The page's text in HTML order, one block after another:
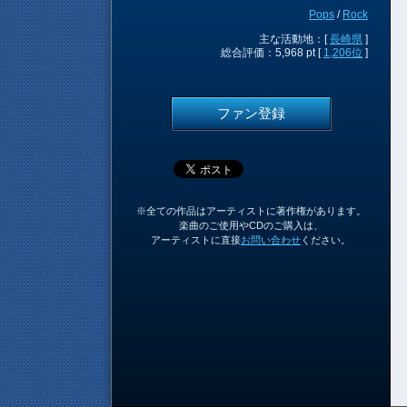
Pops / Rock
主な活動地：[長崎県 ]
総合評価：5,968 pt [ 1,206位 ]
ファン登録
※全ての作品はアーティストに著作権があります。
楽曲のご使用やCDのご購入は、
アーティストに直接お問い合わせ ください。